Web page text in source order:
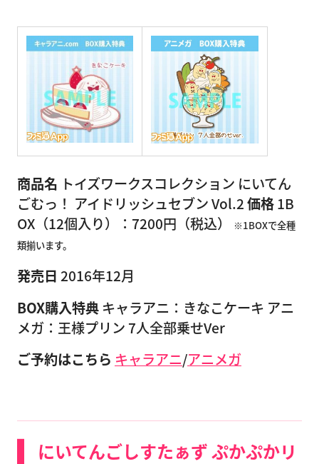
商品名 トイズワークスコレクション にいてん
ごむっ！ アイドリッシュセブン Vol.2価格1B
OX（12個入り）：7200円（税込）
※1BOXで全種
類揃います。
発売日 2016年12月
BOX購入特典 キャラアニ：きなこケーキ アニ
メガ：王様プリン 7人全部乗せVer
ご予約はこちら キャラアニ/アニメガ
にいてんごしすたぁず ぷかぷかリ